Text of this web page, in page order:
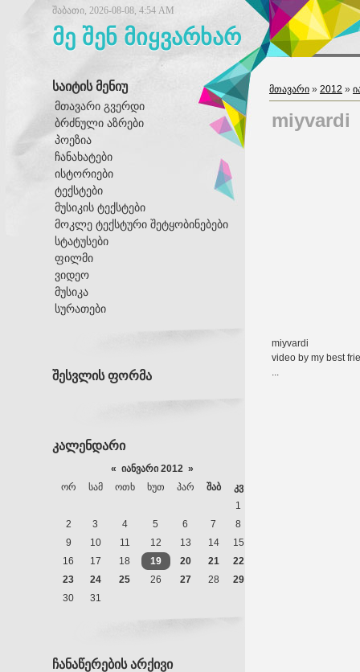
შაბათი, 2026-08-08, 4:54 AM
მე შენ მიყვარხარ
საიტის მენიუ
მთავარი გვერდი
ბრძნული აზრები
პოეზია
ჩანახატები
ისტორიები
ტექსტები
მუსიკის ტექსტები
მოკლე ტექსტური შეტყობინებები
სტატუსები
ფილმი
ვიდეო
მუსიკა
სურათები
შესვლის ფორმა
კალენდარი
« იანვარი 2012 »
ᲝᲠ
ᲡᲐᲛ ᲝᲗᲮ ᲮᲣᲗ ᲞᲐᲠ ᲨᲐᲑ
ᲙᲕ
1
2
3 4 5 6 7
8
9
10 11 12 13 14
15
16
17 18 19 20 21
22
23
24 25 26 27 28
29
30
31
ჩანაწერების არქივი
მთავარი » 2012 »
miyvardi
miyvardi
video by my best
...